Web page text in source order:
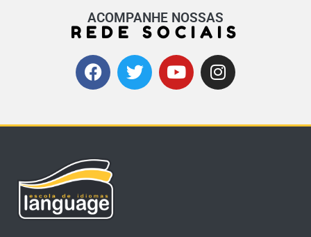
ACOMPANHE NOSSAS
REDE SOCIAIS